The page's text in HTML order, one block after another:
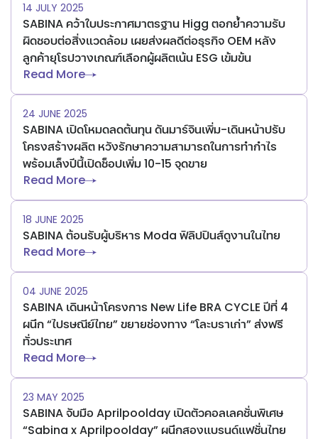
14 JULY 2025
SABINA คว้าใบประกาศมาตรฐาน Higg ตอกย้ำความรับ
ผิดชอบต่อสิ่งแวดล้อม เผยส่งผลดีต่อธุรกิจ OEM หลัง
ลูกค้ายุโรปวางเกณฑ์เลือกผู้ผลิตเน้น ESG เข้มข้น
Read More
24 JUNE 2025
SABINA เปิดโหมดลดต้นทุน ดันมาร์จินเพิ่ม-เดินหน้าปรับ
โครงสร้างผลิต หวังรักษาความสามารถในการทำกำไร
พร้อมเล็งปีนี้เปิดช็อปเพิ่ม 10-15 จุดขาย
Read More
18 JUNE 2025
SABINA ต้อนรับผู้บริหาร Moda ฟิลิปปินส์ดูงานในไทย
Read More
04 JUNE 2025
SABINA เดินหน้าโครงการ New Life BRA CYCLE ปีที่ 4
ผนึก “ไปรษณีย์ไทย” ขยายช่องทาง “โละบราเก่า” ส่งฟรี
ทั่วประเทศ
Read More
23 MAY 2025
SABINA จับมือ Aprilpoolday เปิดตัวคอลเลคชั่นพิเศษ
“Sabina x Aprilpoolday” ผนึกสองแบรนด์แฟชั่นไทย